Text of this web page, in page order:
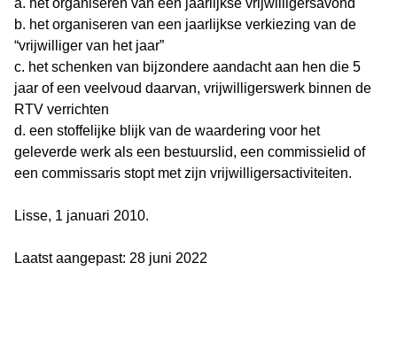
a. het organiseren van een jaarlijkse vrijwilligersavond
b. het organiseren van een jaarlijkse verkiezing van de
“vrijwilliger van het jaar”
c. het schenken van bijzondere aandacht aan hen die 5
jaar of een veelvoud daarvan, vrijwilligerswerk binnen de
RTV verrichten
d. een stoffelijke blijk van de waardering voor het
geleverde werk als een bestuurslid, een commissielid of
een commissaris stopt met zijn vrijwilligersactiviteiten.
Lisse, 1 januari 2010.
Laatst aangepast: 28 juni 2022